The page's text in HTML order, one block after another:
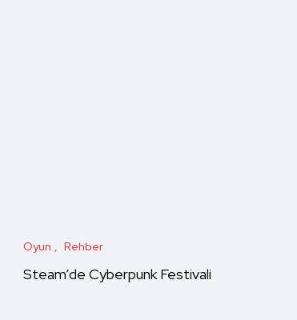
Oyun Rehber
Steam’de Cyberpunk Festivali